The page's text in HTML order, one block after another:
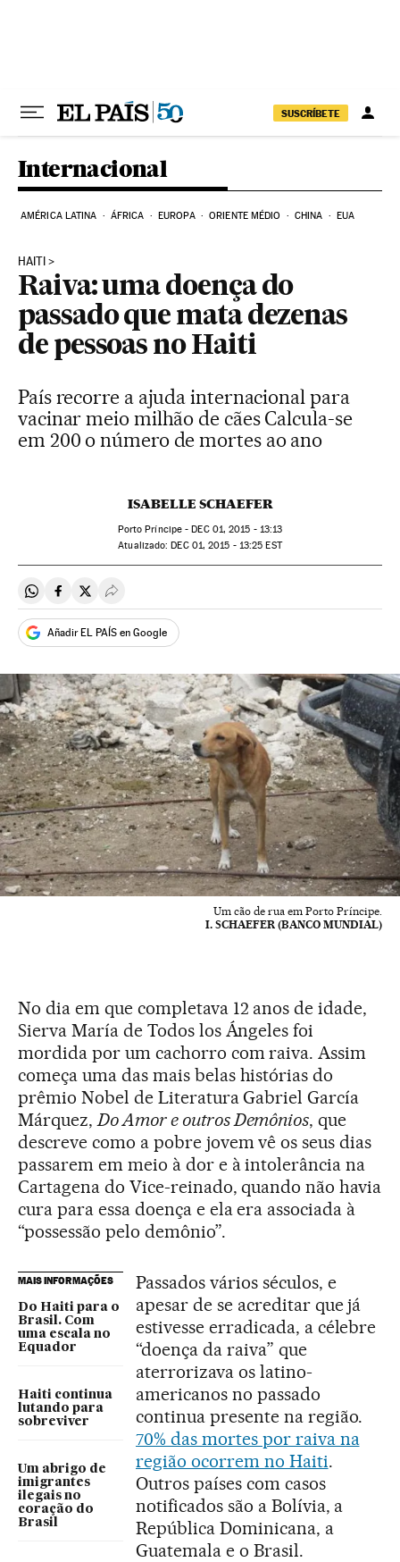
SUSCRÍBETE
Internacional
AMÉRICA LATINA ÁFRICA EUROPA ORIENTE MÉDIO CHINA EUA
HAITI
Raiva: uma doença do
passado que mata dezenas
de pessoas no Haiti
País recorre a ajuda internacional para
vacinar meio milhão de cães Calcula-se
em 200 o número de mortes ao ano
ISABELLE SCHAEFER
Porto Príncipe -DEC01, 2015 - 13:13
atualizado: DEC01, 2015 - 13:25 EST
Compartir en Whatsapp
Compartir en Facebook
Compartir en Twitter
Desplegar Redes Sociales
Añadir EL PAÍS en Google
Um cão de rua em Porto Príncipe.
I. SCHAEFER (BANCO MUNDIAL)
No dia em que completava 12 anos de idade,
Sierva María de Todos los Ángeles foi
mordida por um cachorro com raiva. Assim
começa uma das mais belas histórias do
prêmio Nobel de Literatura Gabriel García
Márquez, Do Amor e outros Demônios, que
descreve como a pobre jovem vê os seus dias
passarem em meio à dor e à intolerância na
Cartagena do Vice-reinado, quando não havia
cura para essa doença e ela era associada à
“possessão pelo demônio”.
MAIS INFORMAÇÕES
Do Haiti para o
Brasil. Com
uma escala no
Equador
Haiti continua
lutando para
sobreviver
Um abrigo de
imigrantes
ilegais no
coração do
Brasil
Passados vários séculos, e
apesar de se acreditar que já
estivesse erradicada, a célebre
“doença da raiva” que
aterrorizava os latino-
americanos no passado
continua presente na região.
70% das mortes por raiva na
região ocorrem no Haiti.
Outros países com casos
notificados são a Bolívia, a
República Dominicana, a
Guatemala e o Brasil.